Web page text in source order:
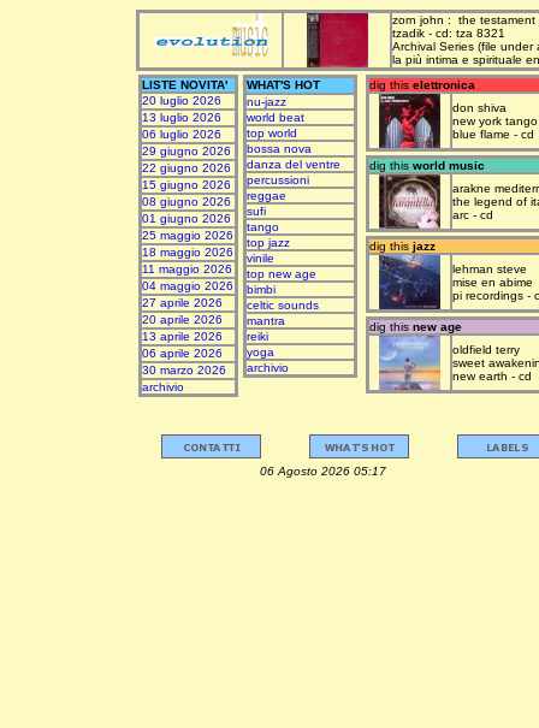
zorn john : the testament
tzadik - cd: tza 8321
Archival Series (file under
la più intima e spirituale
LISTE NOVITA'
20 luglio 2026
13 luglio 2026
06 luglio 2026
29 giugno 2026
22 giugno 2026
15 giugno 2026
08 giugno 2026
01 giugno 2026
25 maggio 2026
18 maggio 2026
11 maggio 2026
04 maggio 2026
27 aprile 2026
20 aprile 2026
13 aprile 2026
06 aprile 2026
30 marzo 2026
archivio
WHAT'S HOT
nu-jazz
world beat
top world
bossa nova
danza del ventre
percussioni
reggae
sufi
tango
top jazz
vinile
top new age
bimbi
celtic sounds
mantra
reiki
yoga
archivio
dig this elettronica
don shiva
new york tango
blue flame - cd
dig this world music
arakne
the legend of
arc - cd
dig this jazz
lehman steve
mise en abime
pi recordings -
dig this new age
oldfield terry
sweet
new earth - cd
06 Agosto 2026 05:17